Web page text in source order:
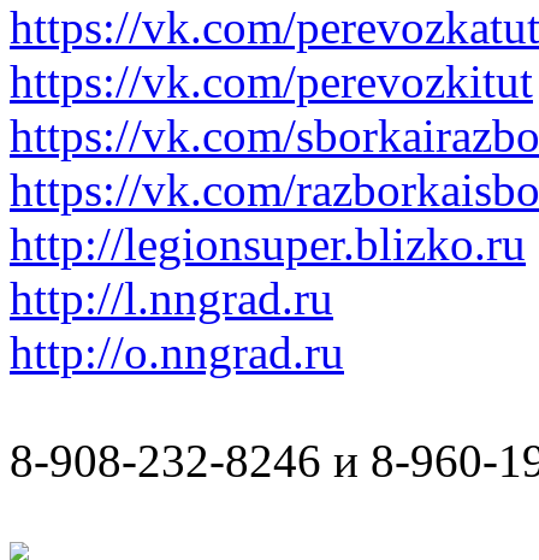
https://vk.com/perevozkatut
https://vk.com/perevozkitut
https://vk.com/
https://vk.com/
http://legionsuper.blizko.ru
http://l.nngrad.ru
http://o.nngrad.ru
8-908-232-8246 и 8-960-